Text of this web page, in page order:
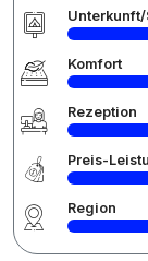
Komfort
Rezeption
Preis-
Region